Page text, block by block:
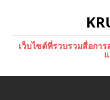
เว็บไซต์ที่รวบรวมสื่อกา